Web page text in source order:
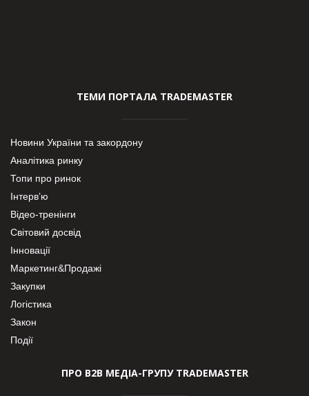
ТЕМИ ПОРТАЛА TRADEMASTER
Новини України та закордону
Аналітика ринку
Топи про ринок
Інтерв’ю
Відео-тренінги
Світовий досвід
Інновації
Маркетинг&Продажі
Закупки
Логістика
Закон
Події
ПРО В2В МЕДІА-ГРУПУ TRADEMASTER